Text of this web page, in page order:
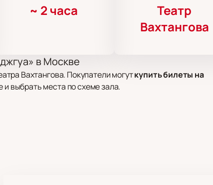
~ 2 часа
Театр
Вахтангова
в Москве
Вахтангова. Покупатели могуткупить билеты на
и выбрать места по схеме зала.
и сценические номера. В программе выступают члены